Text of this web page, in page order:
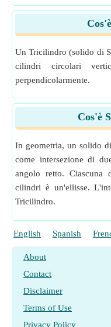
Un Tricilindro (solido di
cilindri circolari
perpendicolarmente.
Cos'è
In geometria, un solido
come intersezione di
angolo retto. Ciascuna
cilindri è un'ellisse.
Tricilindro.
English Spanish
About
Contact
Disclaimer
Terms of Use
Privacy Policy